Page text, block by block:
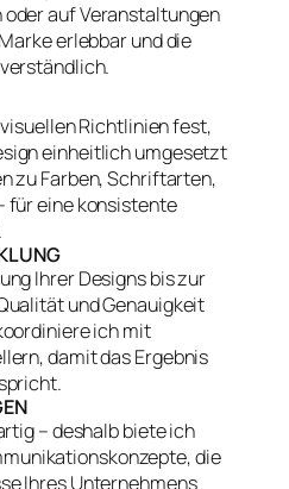
auf Veranstaltungen
erlebbar und die
Richtlinien fest,
einheitlich umgesetzt
zu Farben, Schriftarten,
für eine konsistente
Ihrer Designs bis zur
und Genauigkeit
ich mit
damit das Ergebnis
– deshalb biete ich
die
Ihres Unternehmens